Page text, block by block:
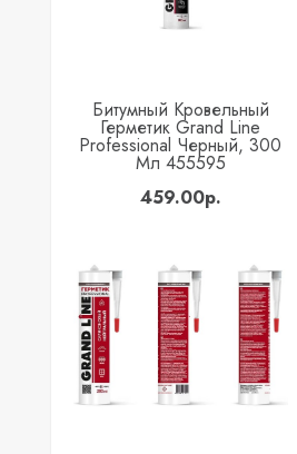
Купить
Битумный Кровельный
Герметик Grand Line
Professional Черный, 300
Мл 455595
459.00р.